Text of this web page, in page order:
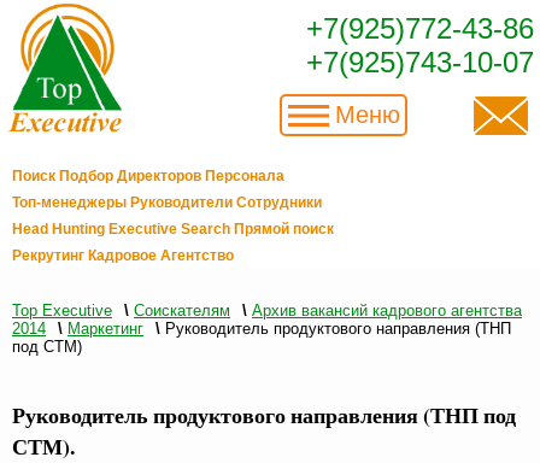
Меню
Поиск Подбор Директоров Персонала
Топ-менеджеры Руководители Сотрудники
Head Hunting Executive Search Прямой поиск
Рекрутинг Кадровое Агентство
+7(925)772-43-86
+7(925)743-10-07
Top Executive \ Соискателям \ Архив вакансий кадрового агентства
2014
\ Маркетинг \ Руководитель продуктового направления (ТНП
под СТМ)
Руководитель продуктового направления (ТНП под
СТМ).